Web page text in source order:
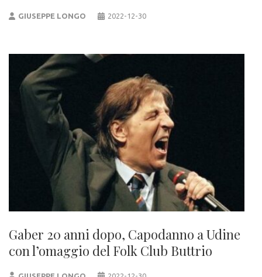
GIUSEPPE LONGO 2022-12-30
Gaber 20 anni dopo, Capodanno a Udine
con l’omaggio del Folk Club Buttrio